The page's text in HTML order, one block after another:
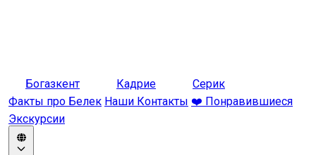
Богазкент Кадрие
Серик
Факты про Белек Наши Контакты ❤️ Понравившиеся
Экскурсии